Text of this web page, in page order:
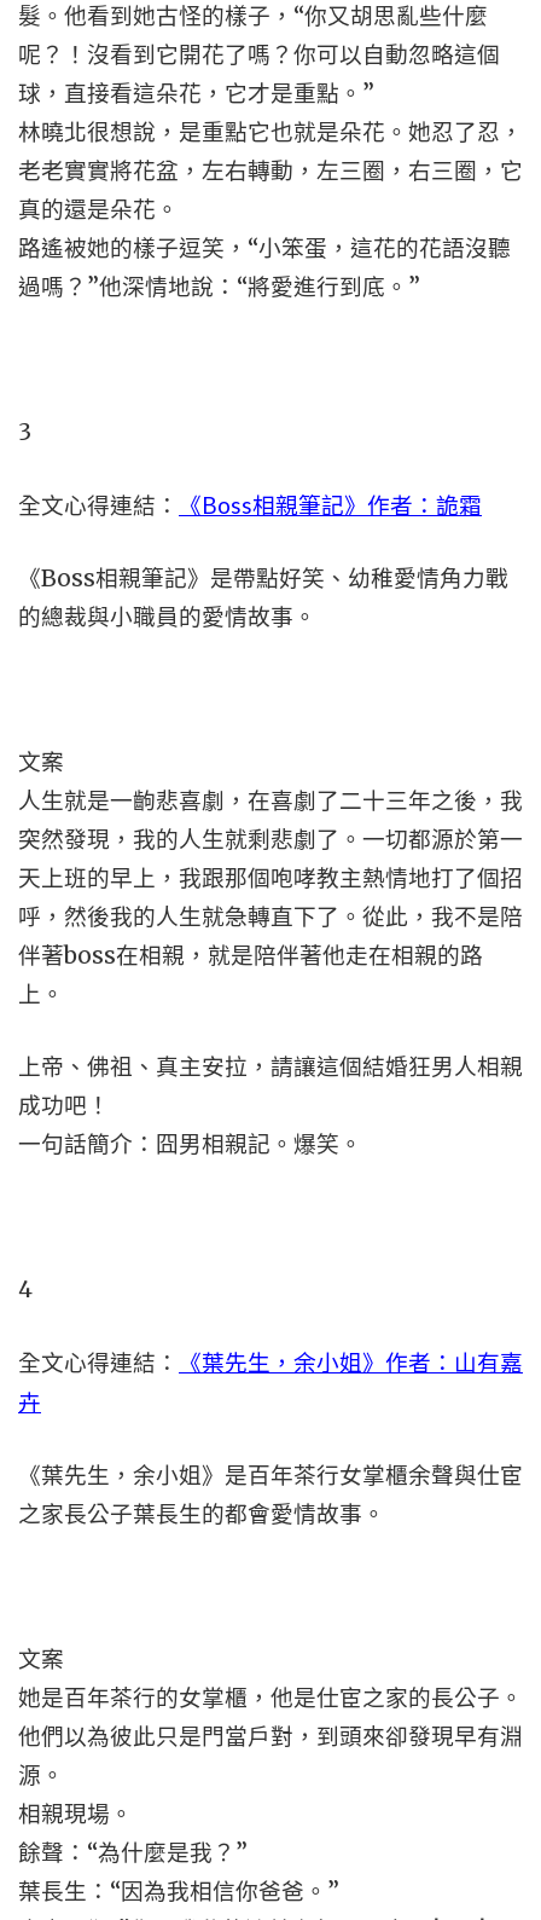
髮。他看到她古怪的樣子，“你又胡思亂些什麼
呢？！沒看到它開花了嗎？你可以自動忽略這個
球，直接看這朵花，它才是重點。”
林曉北很想說，是重點它也就是朵花。她忍了忍，
老老實實將花盆，左右轉動，左三圈，右三圈，它
真的還是朵花。
路遙被她的樣子逗笑，“小笨蛋，這花的花語沒聽
過嗎？”他深情地說：“將愛進行到底。”
3
全文心得連結： 《Boss相親筆記》作者：詭霜
《Boss相親筆記》是帶點好笑、幼稚愛情角力戰
的總裁與小職員的愛情故事。
文案
人生就是一齣悲喜劇，在喜劇了二十三年之後，我
突然發現，我的人生就剩悲劇了。一切都源於第一
天上班的早上，我跟那個咆哮教主熱情地打了個招
呼，然後我的人生就急轉直下了。從此，我不是陪
伴著boss在相親，就是陪伴著他走在相親的路
上。
上帝、佛祖、真主安拉，請讓這個結婚狂男人相親
成功吧！
一句話簡介：囧男相親記。爆笑。
4
全文心得連結：
《葉先生，余小姐》作者：山有嘉
卉
《葉先生，余小姐》是百年茶行女掌櫃余聲與仕宦
之家長公子葉長生的都會愛情故事。
文案
她是百年茶行的女掌櫃，他是仕宦之家的長公子。
他們以為彼此只是門當戶對，到頭來卻發現早有淵
源。
相親現場。
餘聲：“為什麼是我？”
葉長生：“因為我相信你爸爸。”